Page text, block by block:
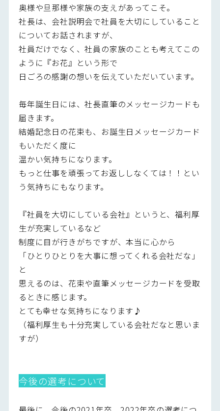
奥様や旦那様や家族の支えがあってこそ。
社長は、会社説明会で社員を大切にしていること
についてお話されますが、
社員だけでなく、社員の家族のことも考えてこの
ように『お花』という形で
日ごろの感謝の想いを伝えていただいています。
毎年誕生日には、社長直筆のメッセージカードも
届きます。
結婚記念日の花束も、お誕生日メッセージカード
もいただく度に
温かい気持ちになります。
もっと仕事を頑張ってお返ししなくては！！とい
う気持ちにもなります。
『社員を大切にしている会社』というと、福利厚
生が充実しているなど
制度に目が行きがちですが、本当に心から
「ひとりひとりを大事に想ってくれる会社だな」
と
思えるのは、花束や直筆メッセージカードを受取
るときに感じます。
とても幸せな気持ちになります♪
（福利厚生も十分充実している会社だなと思いま
すが）
今後の選考について